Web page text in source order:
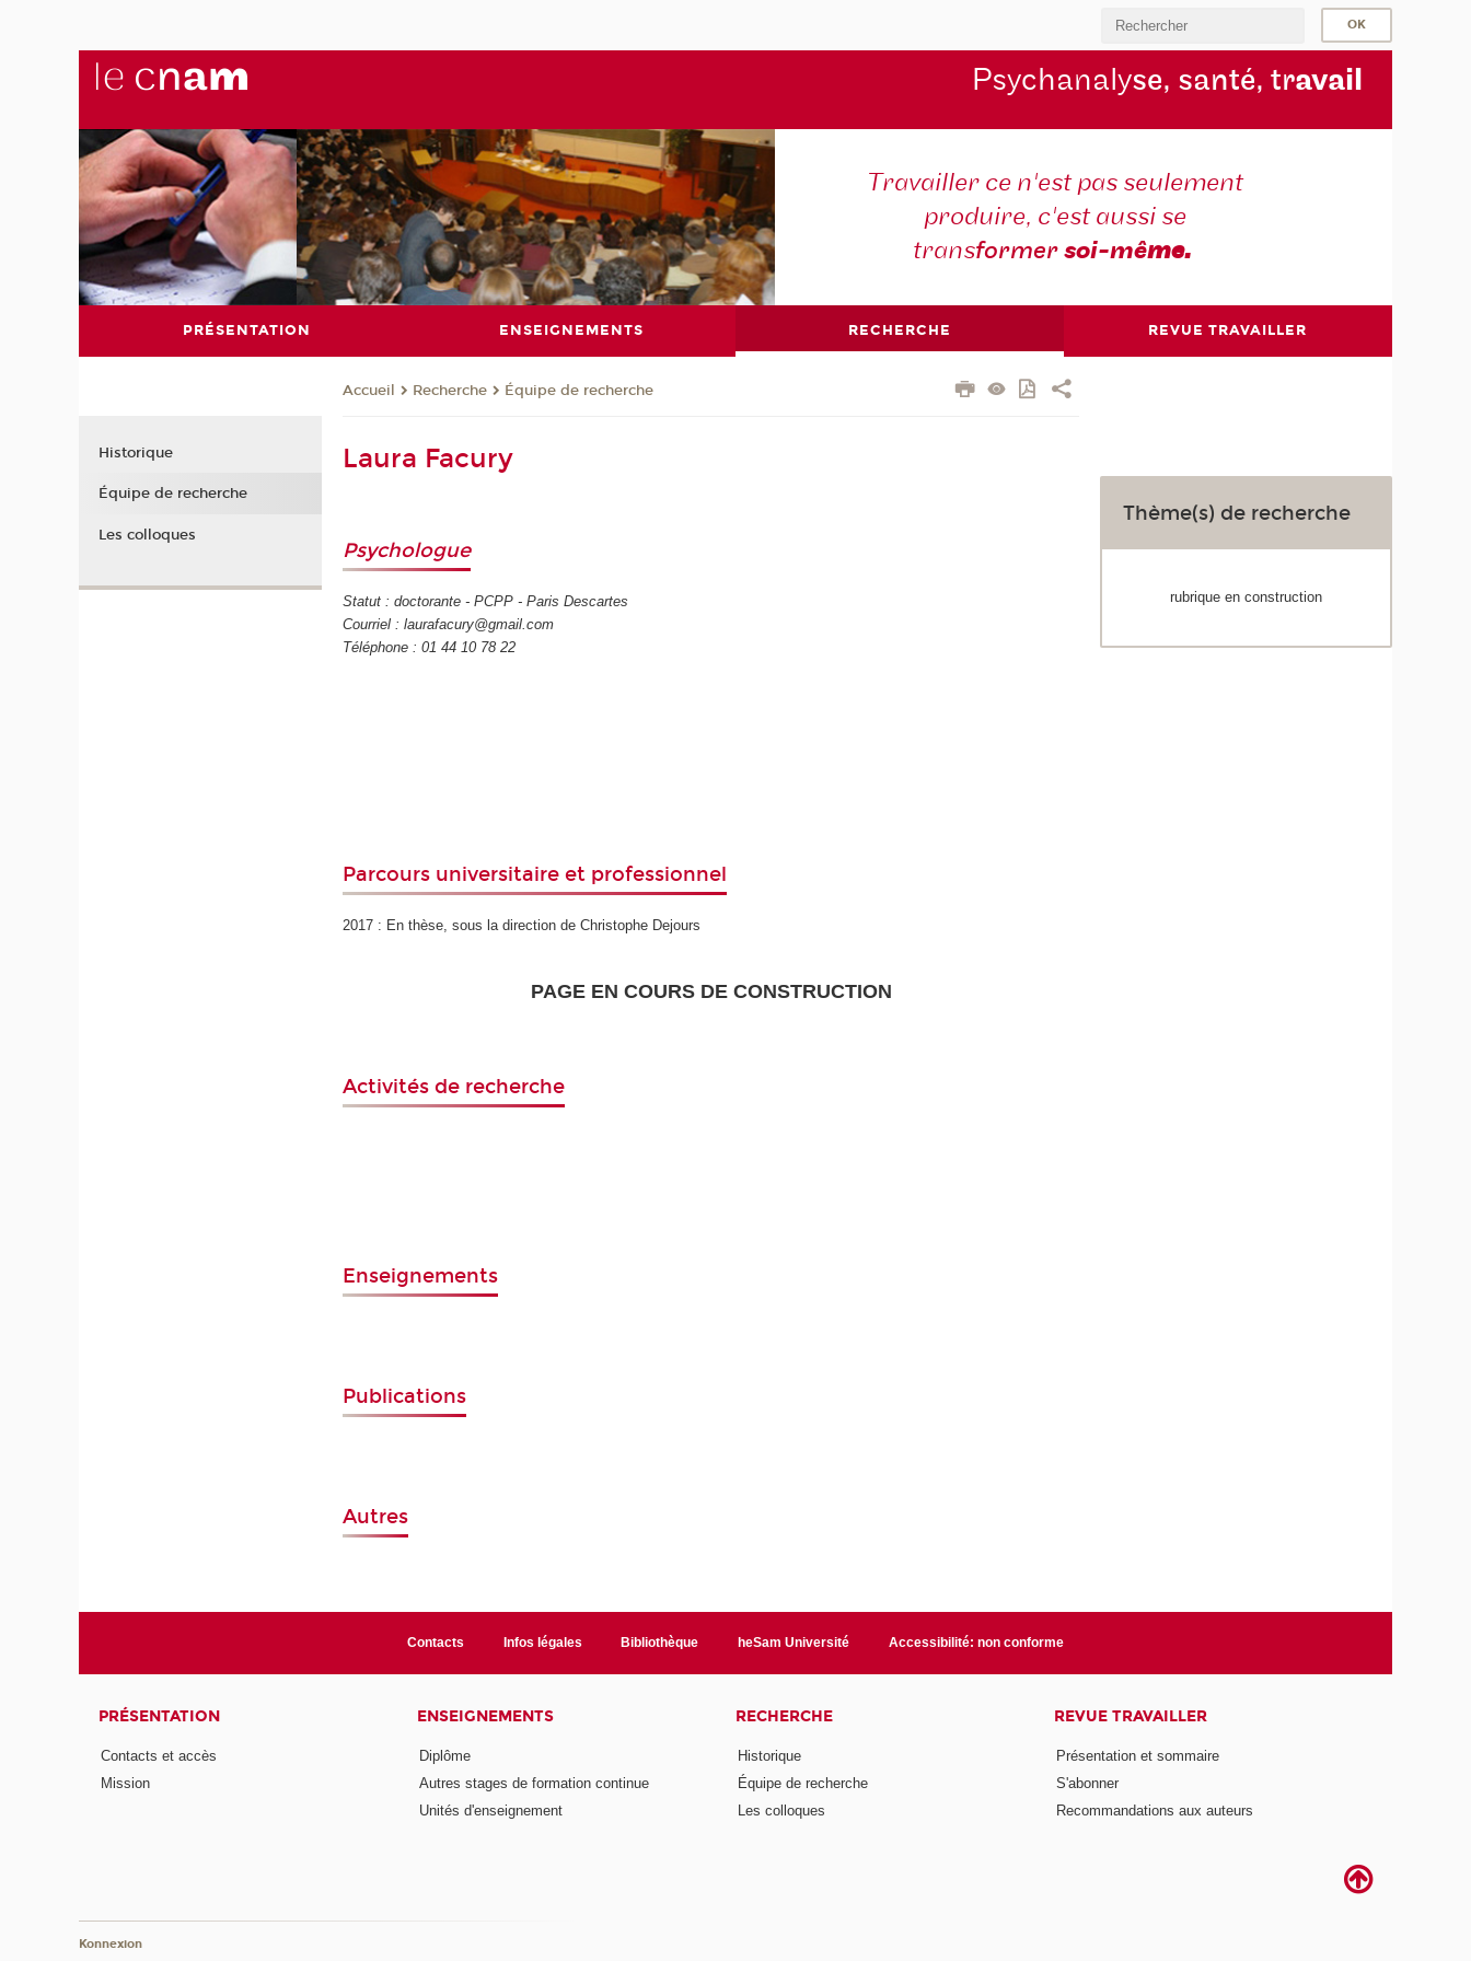
Psychanalyse, santé, travail
Travailler ce n'est pas seulement
produire, c'est aussi se
transformersoi-même.
PRÉSENTATION ENSEIGNEMENTS RECHERCHE REVUE TRAVAILLER
Accueil Recherche Équipe de recherche
Laura Facury
Psychologue
Statut : doctorante - PCPP - Paris Descartes
Courriel : laurafacury@gmail.com
Téléphone : 01 44 10 78 22
Parcours universitaire et professionnel
2017 : En thèse, sous la direction de Christophe Dejours
PAGE EN COURS DE CONSTRUCTION
Activités de recherche
Enseignements
Publications
Autres
Thème(s) de recherche
rubrique en construction
Historique
Équipe de recherche
Les colloques
Contacts Infos légales Bibliothèque heSam Université Accessibilité: non conforme
PRÉSENTATION
Contacts et accès
Mission
ENSEIGNEMENTS
Diplôme
Autres stages de formation continue
Unités d'enseignement
RECHERCHE
Historique
Équipe de recherche
Les colloques
REVUE TRAVAILLER
Présentation et sommaire
S'abonner
Recommandations aux auteurs
Konnexion